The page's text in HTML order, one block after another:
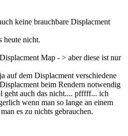
keine brauchbare Displacment
heute nicht.
Map - > aber diese ist nur
auf dem Displacment verschiedene
beim Rendern notwendig
geht auch das nicht.... pfffff... ich
wenn man so lange an einem
es zu nichts gebrauchen.